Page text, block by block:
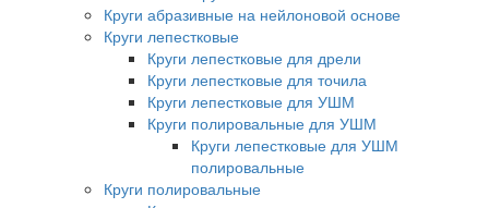
Круги абразивные на нейлоновой основе
Круги лепестковые
Круги лепестковые для дрели
Круги лепестковые для точила
Круги лепестковые для УШМ
Круги полировальные для УШМ
Круги лепестковые для УШМ
полировальные
Круги полировальные